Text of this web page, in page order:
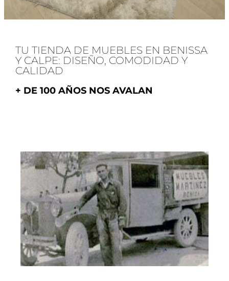
TU TIENDA DE MUEBLES EN BENISSA
Y CALPE: DISEÑO, COMODIDAD Y
CALIDAD
+ DE 100 AÑOS NOS AVALAN